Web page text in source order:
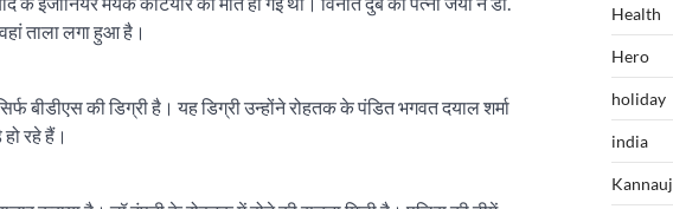
ताला लगा हुआ है।
बीडीएस की डिग्री है। यह डिग्री उन्होंने रोहतक के पंडित भगवत दयाल शर्मा
रहे हैं।
Health
Hero
holiday
india
Kannauj